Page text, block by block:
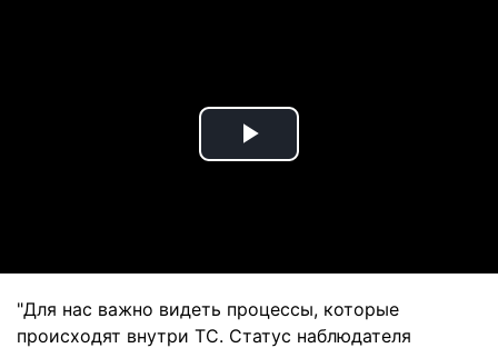
Play
"Для нас важно видеть процессы, которые
происходят внутри ТС. Статус наблюдателя